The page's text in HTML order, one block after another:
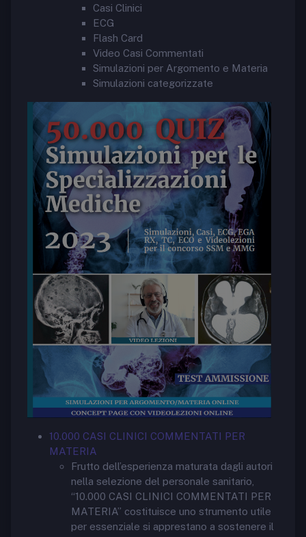
Casi Clinici
ECG
Flash Card
Video Casi Commentati
Simulazioni per Argomento e Materia
Simulazioni categorizzate
10.000 CASI CLINICI COMMENTATI PER
MATERIA
Frutto dell’esperienza maturata dagli autori
nella selezione del personale sanitario,
“10.000 CASI CLINICI COMMENTATI PER
MATERIA” costituisce uno strumento utile
per essenziale si apprestano a sostenere il